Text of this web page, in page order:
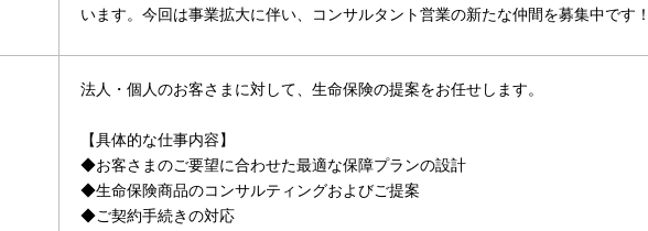
います。今回は事業拡大に伴い、コンサルタント営業の新たな仲間を募集中です
法人・個人のお客さまに対して、生命保険の提案をお任せします。
【具体的な仕事内容】
◆お客さまのご要望に合わせた最適な保障プランの設計
◆生命保険商品のコンサルティングおよびご提案
◆ご契約手続きの対応